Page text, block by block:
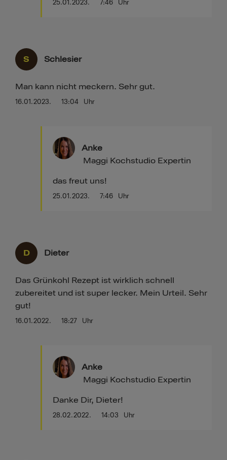
25.01.2023. 7:46 Uhr
S Schlesier
16.01.2023. 13:04 Uhr
Man kann nicht meckern. Sehr gut.
Anke
25.01.2023. 7:46 Uhr
Maggi Kochstudio Expertin
das freut uns!
D Dieter
16.01.2022. 18:27 Uhr
Das Grünkohl Rezept ist wirklich schnell
zubereitet und ist super lecker. Mein Urteil. Sehr
gut!
Anke
28.02.2022. 14:03 Uhr
Maggi Kochstudio Expertin
Danke Dir, Dieter!